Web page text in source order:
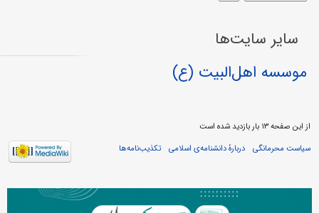
سایر سایت‌ها
موسسه اهل‌البیت (ع)
از این صفحه ۱۳ بار بازدید شده است
سیاست محرمانگی
دربارهٔ دانشنامه‌ی اسلامی تکذیب‌نامه‌ها